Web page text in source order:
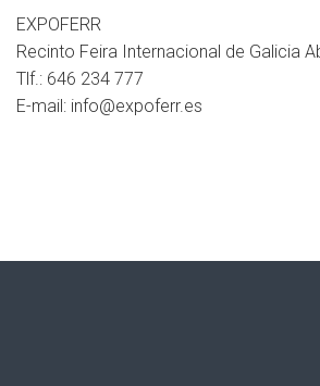
EXPOFERR
Recinto Feira Internacional de Galicia
Tlf.: 646 234 777
E-mail: info@expoferr.es